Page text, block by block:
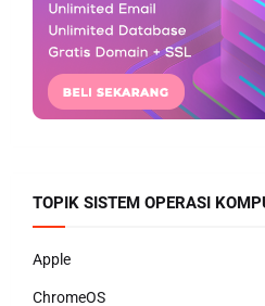
TOPIK SISTEM OPERASI
Apple
ChromeOS